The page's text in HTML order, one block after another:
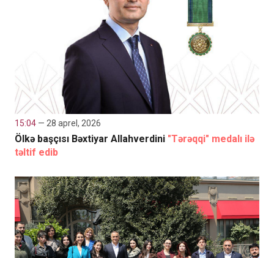
15:04 — 28 aprel, 2026
Ölkə başçısı Bəxtiyar Allahverdini "Tərəqqi" medalı ilə
təltif edib